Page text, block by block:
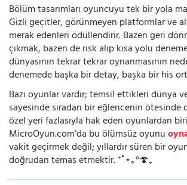
Bölüm tasarımları oyuncuyu tek bir yola
Gizli geçitler, görünmeyen platformlar ve
merak edenleri ödüllendirir. Bazen geri
çıkmak, bazen de risk alıp kısa yolu
dünyasının tekrar tekrar oynanmasının
denemede başka bir detay, başka bir his
Bazı oyunlar vardır; temsil ettikleri dünya
sayesinde sıradan bir eğlencenin ötesinde
özel yeri fazlasıyla hak eden oyunlardan
MicroOyun.com’da bu ölümsüz oyunu
vakit geçirmek değil; yıllardır süren bir
doğrudan temas etmektir. ⁺˚⋆｡°🍄₊